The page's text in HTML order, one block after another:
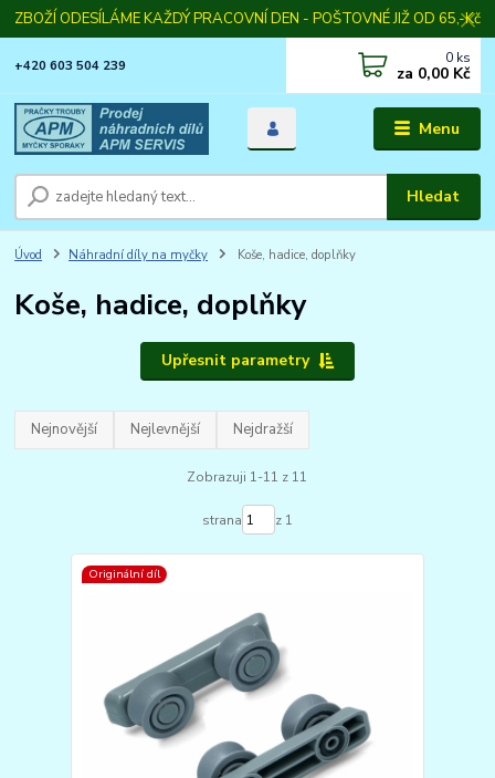
ZBOŽÍ ODESÍLÁME KAŽDÝ PRACOVNÍ DEN - POŠTOVNÉ JIŽ OD 65,-Kč
Menu
Hledat
+420 603 504 239 0 ks
za 0,00 Kč
Úvod Náhradní díly na myčky Koše, hadice, doplňky
Koše, hadice, doplňky
Upřesnit parametry
Nejnovější Nejlevnější Nejdražší
Zobrazuji 1-11 z 11
strana z 1
Originální díl